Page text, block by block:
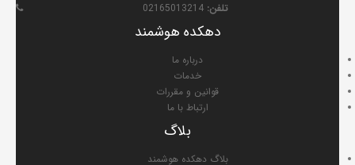
تلفن:
دهکده هوشمند
درباره ما
خدمات
قوانین و مقررات
ارتباط با ما
بلاگ
بلاگ دهکده هوشمند